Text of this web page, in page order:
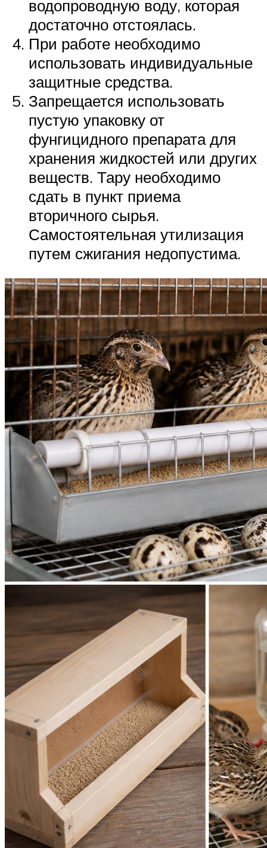
водопроводную воду, которая
достаточно отстоялась.
При работе необходимо
использовать индивидуальные
защитные средства.
Запрещается использовать
пустую упаковку от
фунгицидного препарата для
хранения жидкостей или других
веществ. Тару необходимо
сдать в пункт приема
вторичного сырья.
Самостоятельная утилизация
путем сжигания недопустима.